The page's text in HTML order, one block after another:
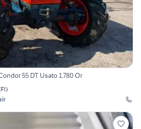
55 DT Usato 1.780 Or
FI)